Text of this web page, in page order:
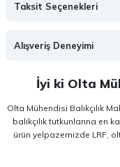
Taksit Seçenekleri
Alışveriş Deneyimi
İyi ki Olta
Olta Mühendisi Balıkçılık
balıkçılık tutkunlarına en
ürün yelpazemizde LRF,
kullanıcıların